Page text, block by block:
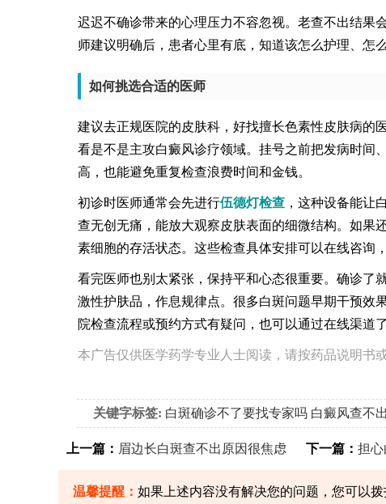
迟迟不确诊带来的心理压力不容忽视。老查不出结果
师建议明确后，患者心里有底，知道该怎么护理、怎
如何挑选合适的医师
建议去正规医院的皮肤科，好找擅长色素性皮肤病的
看是不是主攻白癜风诊疗领域。挂号之前把发病时间
高，也能避免重复检查浪费时间和金钱。
初诊时医师通常会先进行伍德灯检查，这种设备能让
查无创无痛，能放大观察皮肤表面的细微结构。如果
素细胞的存活状态。这些检查具体安排可以在线咨询
看完医师也别太紧张，保持平和心态很重要。确诊了
激性护肤品，作息规律点。很多白斑问题早期干预效
院检查流程或预约方式有疑问，也可以通过在线渠道
本广告仅供医学药学专业人士阅读，请按药品说明书
关键字标签: 白斑确诊不了要找专家吗 白癜风查不
上一篇： 眉边长白斑查不出原因很焦虑 下一篇： 担心
温馨提醒：如果上述内容没有解决您的问题，您可以拨